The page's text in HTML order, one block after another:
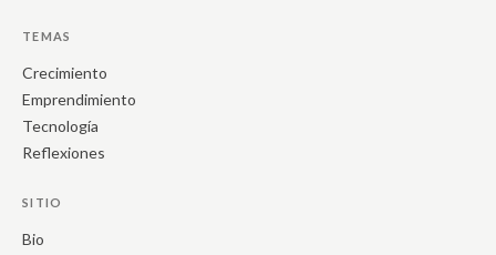
TEMAS
Crecimiento
Emprendimiento
Tecnología
Reflexiones
SITIO
Bio